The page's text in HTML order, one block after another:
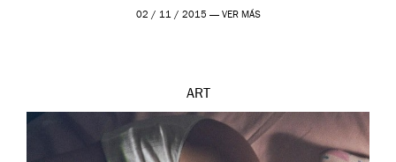
prueba en el Tate […]
02 / 11 / 2015 — VER MÁS
ART